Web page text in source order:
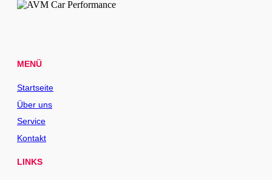
MENÜ
Startseite
Über uns
Service
Kontakt
LINKS